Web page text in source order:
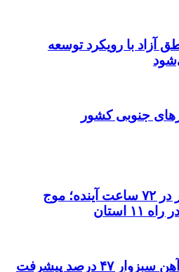
آزاد با رویکرد توسعه
جنوبی کشور
وضعیت جوی کشور در ۷۲ ساعت آینده؛ موج
استان
بازوند: ایستگاه راه‌آهن سبزوار ۴۷ درصد پیشرفت